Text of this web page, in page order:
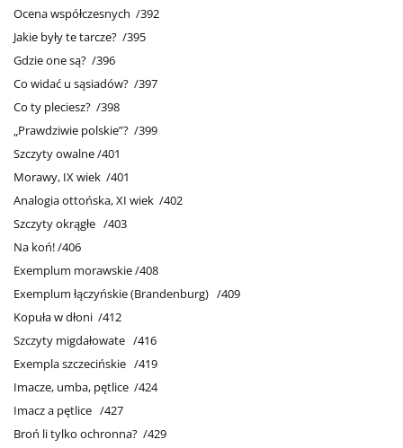
Ocena współczesnych /392
Jakie były te tarcze? /395
Gdzie one są? /396
Co widać u sąsiadów? /397
Co ty pleciesz? /398
„Prawdziwie polskie”? /399
Szczyty owalne /401
Morawy, IX wiek /401
Analogia ottońska, XI wiek /402
Szczyty okrągłe /403
Na koń! /406
Exemplum morawskie /408
Exemplum łączyńskie (Brandenburg) /409
Kopuła w dłoni /412
Szczyty migdałowate /416
Exempla szczecińskie /419
Imacze, umba, pętlice /424
Imacz a pętlice /427
Broń li tylko ochronna? /429